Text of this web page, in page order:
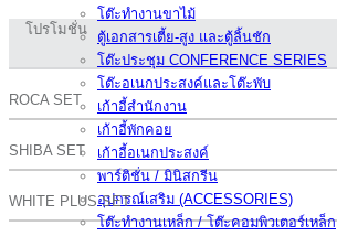
โต๊ะทำงานขาไม้
ตู้เอกสารเตี้ย-สูง และตู้ลิ้นชัก
โต๊ะประชุม CONFERENCE SERIES
โต๊ะอเนกประสงค์และโต๊ะพับ
เก้าอี้สำนักงาน
เก้าอี้พักคอย
เก้าอี้อเนกประสงค์
พาร์ติชั่น / มินิสกรีน
อุปกรณ์เสริม (ACCESSORIES)
โต๊ะทำงานเหล็ก / โต๊ะคอมพิวเตอร์เหล็ก
โปรโมชั่น
ROCA SET
SHIBA SET
WHITE PLUS SET